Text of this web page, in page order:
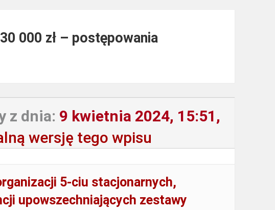
000 zł – postępowania
z dnia: 9 kwietnia 2024, 15:51,
wersję tego wpisu
5-ciu stacjonarnych,
upowszechniających zestawy